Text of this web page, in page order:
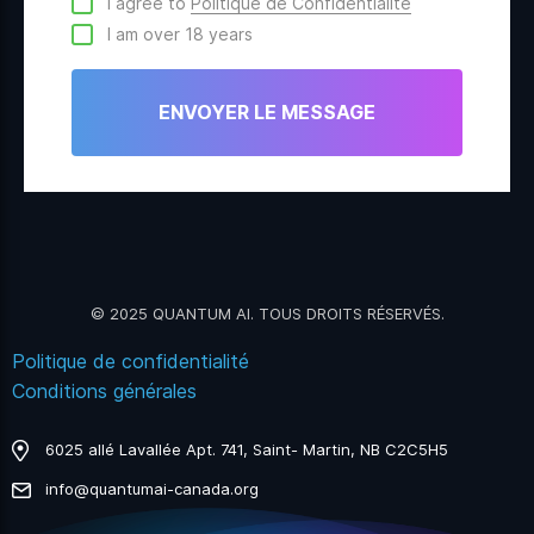
I am over 18 years
© 2025 QUANTUM AI. TOUS DROITS RÉSERVÉS.
Politique de confidentialité
Conditions générales
6025 allé Lavallée Apt. 741, Saint- Martin, NB C2C5H5
info@quantumai-canada.org